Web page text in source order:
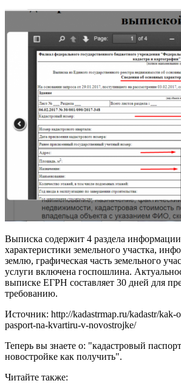
Выписка содержит 4 раздела
характеристики земельного участка,
землю, графическая часть земельного
услуги включена госпошлина.
выписке ЕГРН составляет 30 дней для
требованию.
Источник: http://kadastrmap.ru/kadastr/kak-
pasport-na-kvartiru-v-novostrojke/
Теперь вы знаете о: "кадастровый
новостройке как получить".
Читайте также: